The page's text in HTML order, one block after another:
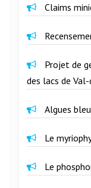
Claims
Projet de
des lacs de
Algues
Le
Le